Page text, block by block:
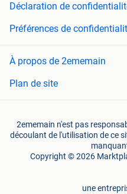
Déclaration de
Préférences de
À propos de 2ememain
Plan de site
2ememain n'est pas
découlant de l'utilisation de ce
Copyright © 2026
une